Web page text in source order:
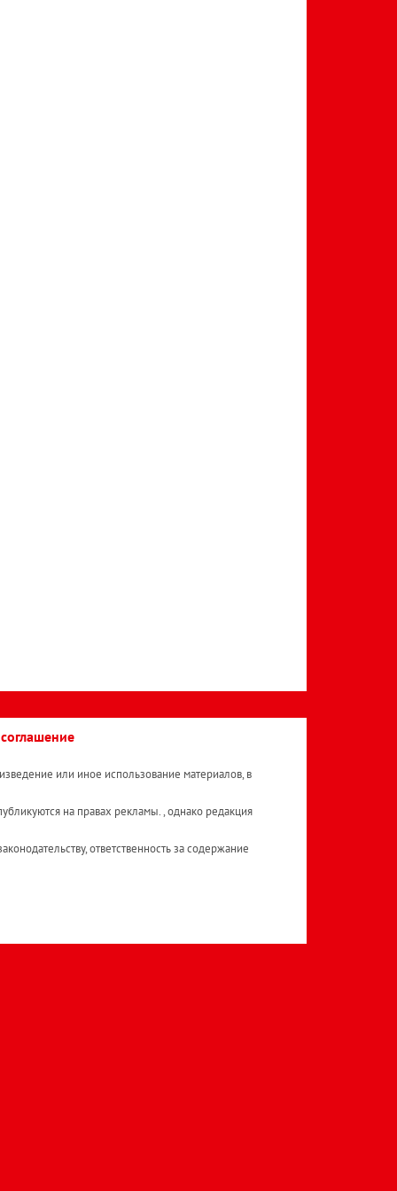
или иное использование материалов, в
на правах рекламы. , однако редакция
ответственность за содержание